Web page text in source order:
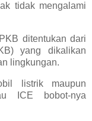
tidak mengalami
ditentukan dari
yang dikalikan
lingkungan.
listrik maupun
ICE bobot-nya